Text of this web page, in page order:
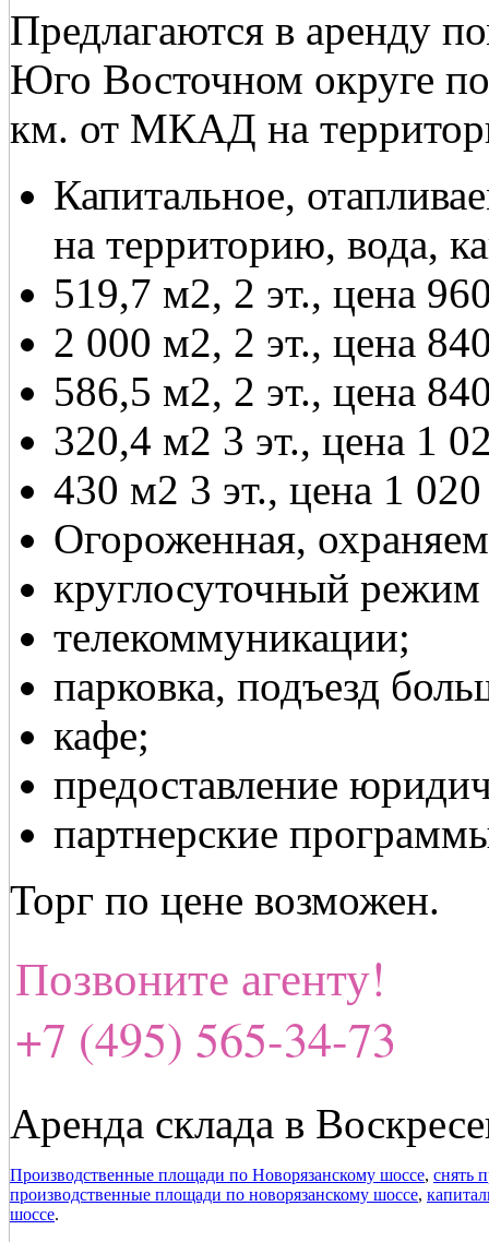
Предлагаются в аренду
Юго Восточном округе
км. от МКАД на
Капитальное,
на территорию, вода,
519,7 м2, 2 эт., цена
2 000 м2, 2 эт., цена
586,5 м2, 2 эт., цена
320,4 м2 3 эт., цена 1
430 м2 3 эт., цена 1
Огороженная,
круглосуточный
телекоммуникации;
парковка, подъезд
кафе;
предоставление
партнерские
Торг по цене возможен.
Позвоните агенту!
+7 (495) 565-34-73
Аренда склада в
Производственные площади по Новорязанскому шоссе, снять
производственные площади по новорязанскому шоссе,
шоссе.